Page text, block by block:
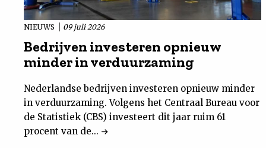
NIEUWS 09 juli 2026
Bedrijven investeren opnieuw
minder in verduurzaming
Nederlandse bedrijven investeren opnieuw minder
in verduurzaming. Volgens het Centraal Bureau voor
de Statistiek (CBS) investeert dit jaar ruim 61
procent van de...